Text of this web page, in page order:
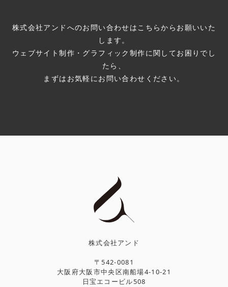
株式会社アンドへのお問い合わせはこちらからお願いいた
します。
ウェブサイト制作・グラフィック制作に関してお困りでし
たら、
まずはお気軽にお問い合わせください。
株式会社アンド
〒542-0081
大阪府大阪市中央区南船場4-10-21
日宝エコービル508